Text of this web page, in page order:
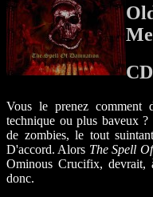
CD
Vous le prenez comment
technique ou plus baveux
de zombies, le tout
D'accord. Alors The Spell
Ominous Crucifix, devrait,
donc.